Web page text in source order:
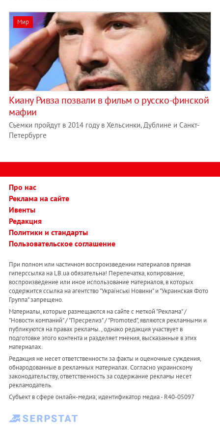
Мир
Киану Ривза позвали в фильм о русско-финской
мафии
Съемки пройдут в 2014 году в Хельсинки, Дублине и Санкт-
Петербурге
Про нас
Реклама на сайте
Ивенты
Редакция
Политики и стандарты
Пользовательское соглашение
При полном или частичном воспроизведении материалов прямая
гиперссылка на LB.ua обязательна! Перепечатка, копирование,
воспроизведение или иное использование материалов, в которых
содержится ссылка на агентство "Українськi Новини" и "Украинская Фото
Группа" запрещено.
Материалы, которые размещаются на сайте с меткой "Реклама" /
"Новости компаний" / "Пресрелиз" / "Promoted", являются рекламными и
публикуются на правах рекламы. , однако редакция участвует в
подготовке этого контента и разделяет мнения, высказанные в этих
материалах.
Редакция не несет ответственности за факты и оценочные суждения,
обнародованные в рекламных материалах. Согласно украинскому
законодательству, ответственность за содержание рекламы несет
рекламодатель.
Субъект в сфере онлайн-медиа; идентификатор медиа - R40-05097